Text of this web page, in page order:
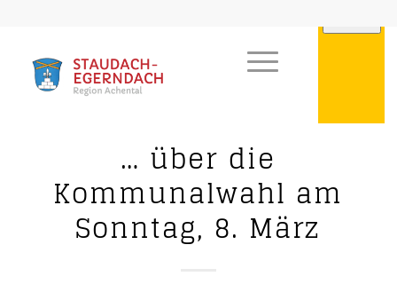
… über die
Kommunalwahl am
Sonntag, 8. März